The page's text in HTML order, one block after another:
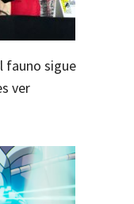
fauno sigue
ver